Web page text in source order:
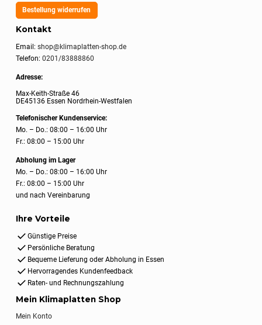
Bestellung widerrufen
Kontakt
Email:shop@klimaplatten-shop.de
Telefon:0201/83888860
Adresse:
Max-Keith-Straße 46
DE45136 Essen Nordrhein-Westfalen
Telefonischer Kundenservice:
Mo. – Do.: 08:00 – 16:00 Uhr
Fr.: 08:00 – 15:00 Uhr
Abholung im Lager
Mo. – Do.: 08:00 – 16:00 Uhr
Fr.: 08:00 – 15:00 Uhr
und nach Vereinbarung
Ihre Vorteile
Günstige Preise
Persönliche Beratung
Bequeme Lieferung oder Abholung in Essen
Hervorragendes Kundenfeedback
Raten- und Rechnungszahlung
Mein Klimaplatten Shop
Mein Konto